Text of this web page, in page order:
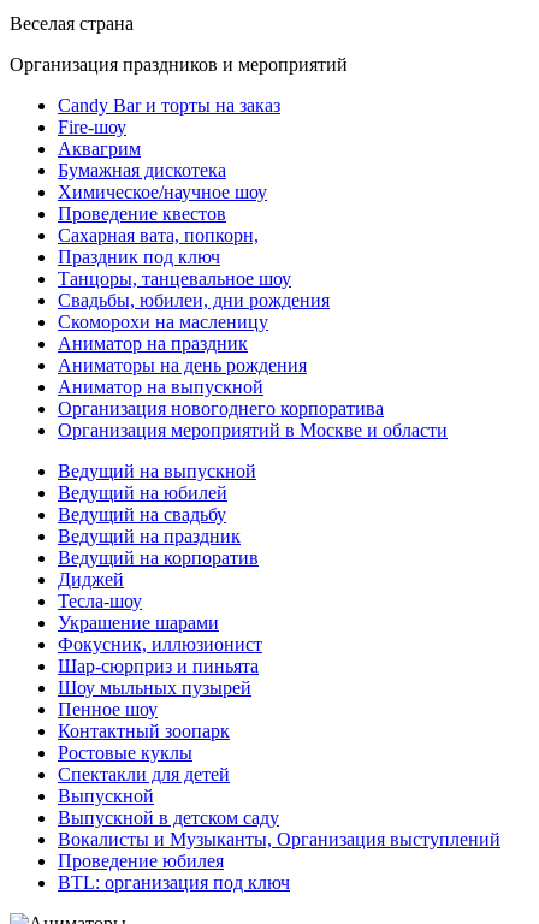
Веселая страна
Организация праздников и мероприятий
Candy Bar и торты на заказ
Fire-шоу
Аквагрим
Бумажная дискотека
Химическое/научное шоу
Проведение квестов
Сахарная вата, попкорн,
Праздник под ключ
Танцоры, танцевальное шоу
Свадьбы, юбилеи, дни рождения
Скоморохи на масленицу
Аниматор на праздник
Аниматоры на день рождения
Аниматор на выпускной
Организация новогоднего корпоратива
Организация мероприятий в Москве и области
Ведущий на выпускной
Ведущий на юбилей
Ведущий на свадьбу
Ведущий на праздник
Ведущий на корпоратив
Диджей
Тесла-шоу
Украшение шарами
Фокусник, иллюзионист
Шар-сюрприз и пиньята
Шоу мыльных пузырей
Пенное шоу
Контактный зоопарк
Ростовые куклы
Спектакли для детей
Выпускной
Выпускной в детском саду
Вокалисты и Музыканты, Организация выступлений
Проведение юбилея
BTL: организация под ключ